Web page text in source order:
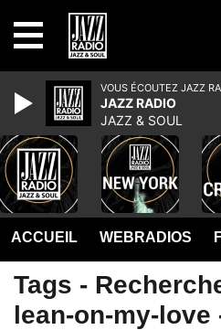
ACCUEIL WEBRADIOS
Tags -
lean-on-my-love
VOUS ÉCOUTEZ JAZZ
JAZZ RADIO
JAZZ & SOUL